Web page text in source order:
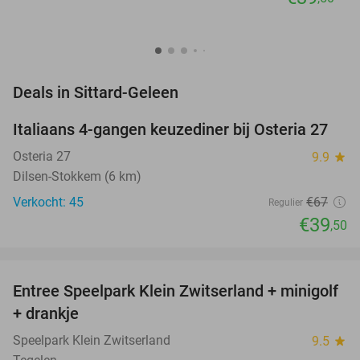
Deals in Sittard-Geleen
41%
TODAY
Italiaans 4-gangen keuzediner bij Osteria 27
Osteria 27 9.9 star
Dilsen-Stokkem (6 km)
Verkocht: 45
Regulier €67
€39,50
38%
Entree Speelpark Klein Zwitserland + minigolf
+ drankje
Speelpark Klein Zwitserland 9.5 star